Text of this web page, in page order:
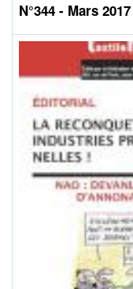
N°344 - Mars 2017